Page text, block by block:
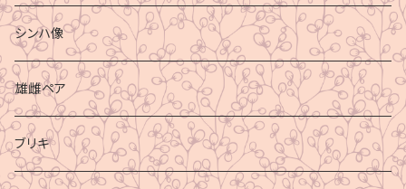
シンハ像
雄雌ペア
ブリキ